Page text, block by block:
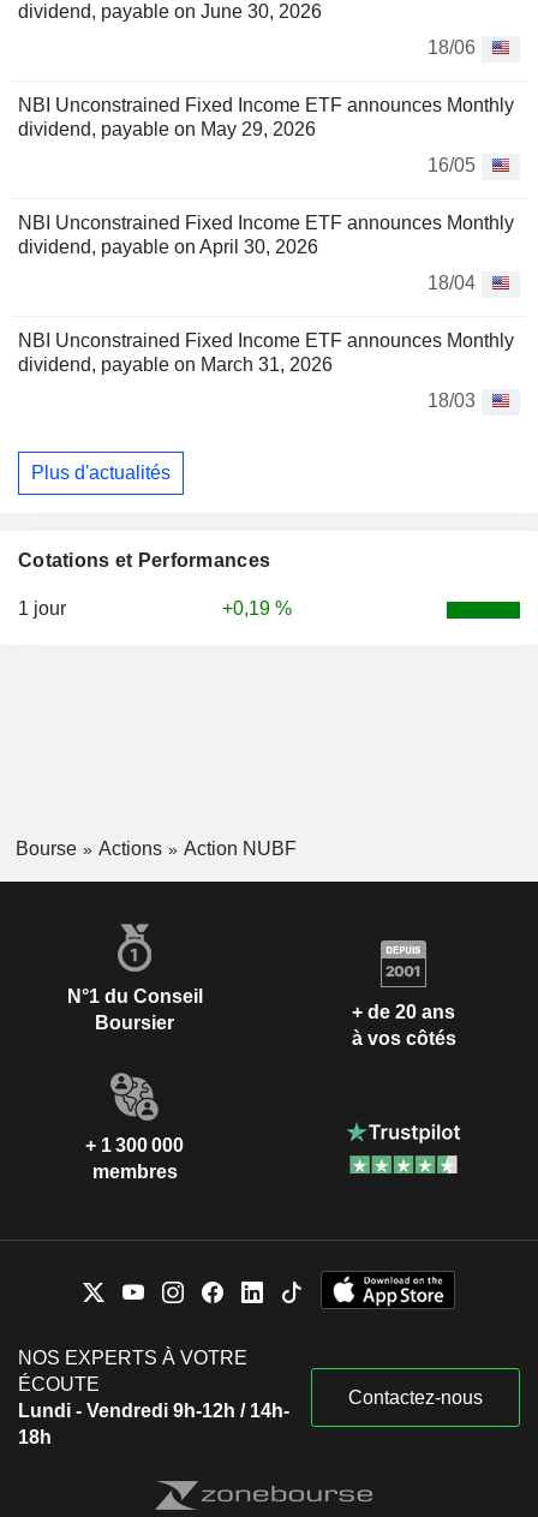
dividend, payable on June 30, 2026
18/06
NBI Unconstrained Fixed Income ETF announces Monthly
dividend, payable on May 29, 2026
16/05
NBI Unconstrained Fixed Income ETF announces Monthly
dividend, payable on April 30, 2026
18/04
NBI Unconstrained Fixed Income ETF announces Monthly
dividend, payable on March 31, 2026
18/03
Plus d'actualités
Cotations et Performances
1 jour +0,19 %
Bourse Actions Action NUBF
N°1 du Conseil
Boursier
+ de 20 ans
à vos côtés
+ 1 300 000
membres
NOS EXPERTS À VOTRE
ÉCOUTE
Lundi - Vendredi 9h-12h / 14h-
18h
Contactez-nous